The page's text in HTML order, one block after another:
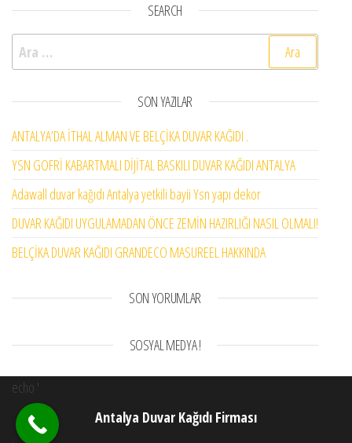
SEARCH
Arama:
SON YAZILAR
ANTALYA’DA İTHAL ALMAN VE BELÇİKA DUVAR KAĞIDI .
YSN GOFRİ KABARTMALI DİJİTAL BASKILI DUVAR KAĞIDI ANTALYA
Adawall duvar kağıdı Antalya yetkili bayii Ysn yapı dekor
DUVAR KAĞIDI UYGULAMADAN ÖNCE ZEMİN HAZIRLIĞI NASIL OLMALI!
BELÇİKA DUVAR KAĞIDI GRANDECO MASUREEL HAKKINDA
SON YORUMLAR
SOSYAL MEDYA !
echo '
Antalya Duvar Kağıdı Firması